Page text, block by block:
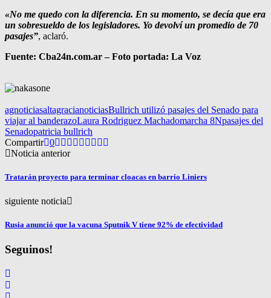
«No me quedo con la diferencia. En su momento, se decía que era
un sobresueldo de los legisladores. Yo devolví un promedio de 70
pasajes”, aclaró.
Fuente: Cba24n.com.ar – Foto portada: La Voz
agnoticiasaltagracianoticiasBullrich utilizó pasajes del Senado para
viajar al banderazoLaura Rodriguez Machadomarcha 8Npasajes del
Senadopatricia bullrich
Compartir 0
Noticia anterior
Tratarán proyecto para terminar cloacas en barrio Liniers
siguiente noticia
Rusia anunció que la vacuna Sputnik V tiene 92% de efectividad
Seguinos!